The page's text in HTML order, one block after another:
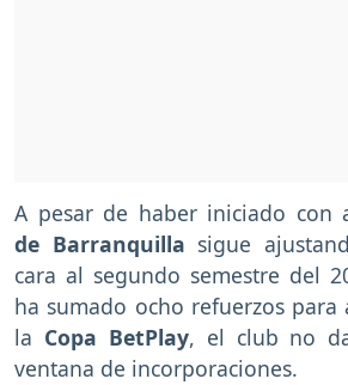
A pesar de haber iniciado con
de Barranquilla sigue
cara al segundo semestre del
ha sumado ocho refuerzos
la Copa BetPlay, el club no
ventana de incorporaciones.